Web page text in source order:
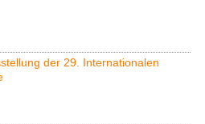
der 29. Internationalen